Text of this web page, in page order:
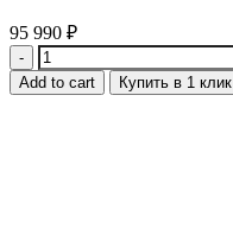
95 990 ₽
Quantity
Add to cart Купить в 1 клик